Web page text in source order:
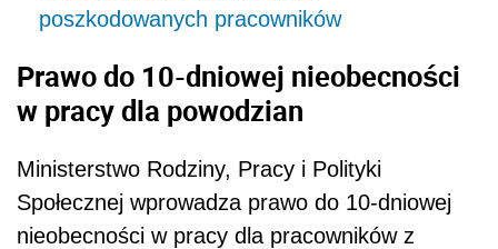
poszkodowanych pracowników
Prawo do 10-dniowej nieobecności
w pracy dla powodzian
Ministerstwo Rodziny, Pracy i Polityki
Społecznej wprowadza prawo do 10-dniowej
nieobecności w pracy dla pracowników z